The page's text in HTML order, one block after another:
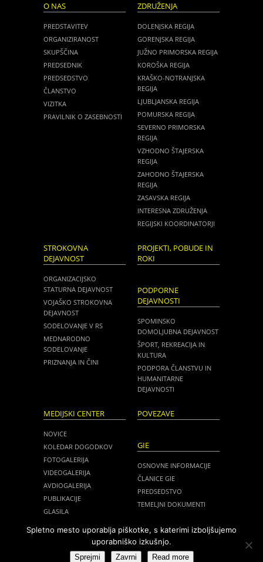
O NAS
PREDSTAVITEV
ORGANIZIRANOST
SKUPŠČINA
PREDSEDNIK
PREDSEDSTVO
ČLANSTVO
VIZITKA
PRAVILNIK O ZASEBNOSTI
ZDRUŽENJA
DOLENJSKA REGIJA
GORENJSKA REGIJA
JUŽNO PRIMORSKA REGIJA
KOROŠKA REGIJA
KRAŠKO-NOTRANJSKA
REGIJA
LJUBLJANSKA REGIJA
POMURSKA REGIJA
SEVERNO PRIMORSKA
REGIJA
VZHODNO ŠTAJERSKA
REGIJA
ZAHODNO ŠTAJERSKA
REGIJA
ZASAVSKA REGIJA
INTERESNA ZDRUŽENJA
REGIJSKI KOORDINATORJI
STROKOVNA
DEJAVNOST
ORGANIZACIJSKO
STATURNA DEJAVNOST
VOJAŠKO STROKOVNA
DEJAVNOST
SODELOVANJE V RS
MEDNARODNO
SODELOVANJE
PRIZNANJA IN ČINI
PROJEKTI, POBUDE IN
ROKI
PODPORNE
DEJAVNOSTI
SPOMINSKO
DOMOLJUBNA DEJAVNOST
ŠPORT, REKREACIJA IN
KULTURA
PODPORA ČLANSTVU IN
HUMANITARNE
DEJAVNOSTI
MEDIJSKI CENTER
NOVICE
KOLEDAR DOGODKOV
FOTOGALERIJA
VIDEOGALERIJA
AVDIOGALERIJA
PUBLIKACIJE
GLASILA
POVEZAVE
GIE
OSNOVNE INFORMACIJE
ČLANICE GIE
PREDSEDSTVO
TEMELJNI DOKUMENTI
ZASEDANJA
ZVEZA SLOVENSKIH ČASTNIKOV
Spletno mesto uporablja piškotke, s katerimi izboljšujemo
uporabniško izkušnjo.
Sprejmi Zavrni Read more